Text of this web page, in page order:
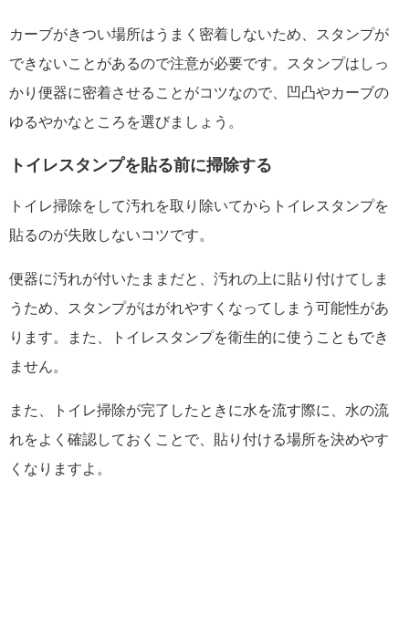
カーブがきつい場所はうまく密着しないため、スタンプが
できないことがあるので注意が必要です。スタンプはしっ
かり便器に密着させることがコツなので、凹凸やカーブの
ゆるやかなところを選びましょう。
トイレスタンプを貼る前に掃除する
トイレ掃除をして汚れを取り除いてからトイレスタンプを
貼るのが失敗しないコツです。
便器に汚れが付いたままだと、汚れの上に貼り付けてしま
うため、スタンプがはがれやすくなってしまう可能性があ
ります。また、トイレスタンプを衛生的に使うこともでき
ません。
また、トイレ掃除が完了したときに水を流す際に、水の流
れをよく確認しておくことで、貼り付ける場所を決めやす
くなりますよ。